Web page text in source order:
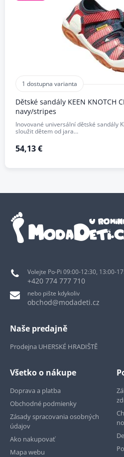
1 dostupna varianta
Dětské sandály KEEN KNOTCH
navy/stripes
Inovované universální dětské sandály
sloužit dětem od jara…
54,13 €
Volejte Po-Pi 09:00-12:30, 13:00-
+420 774 777 710
nebo pište kdykoliv
obchod@modadeti.cz
Naše predajně
Prodejna UHERSKÉ HRADIŠTĚ
Všetko o nákupe
Doprava a platba
Obchodné podmienky
Zásady spracovania osobných
údajov
Ako nakupovať
Mapa webu